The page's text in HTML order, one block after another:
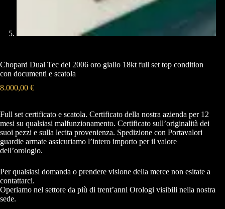
Chopard Dual Tec del 2006 oro giallo 18kt full set top condition
con documenti e scatola
8.000,00 €
Full set certificato e scatola. Certificato della nostra azienda per 12
mesi su qualsiasi malfunzionamento. Certificato sull’originalità dei
suoi pezzi e sulla lecita provenienza. Spedizione con Portavalori
guardie armate assicuriamo l’intero importo per il valore
dell’orologio.
Per qualsiasi domanda o prendere visione della merce non esitate a
contattarci.
Operiamo nel settore da più di trent’anni Orologi visibili nella nostra
sede.